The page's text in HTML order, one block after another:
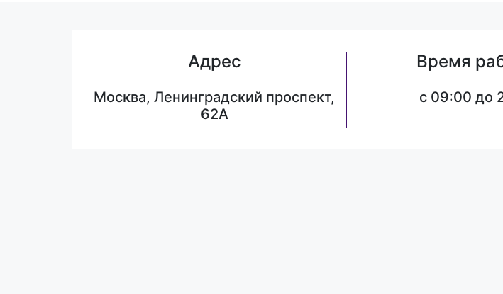
Адрес
Москва, Ленинградский проспект,
62А
Время
c 09:00 до